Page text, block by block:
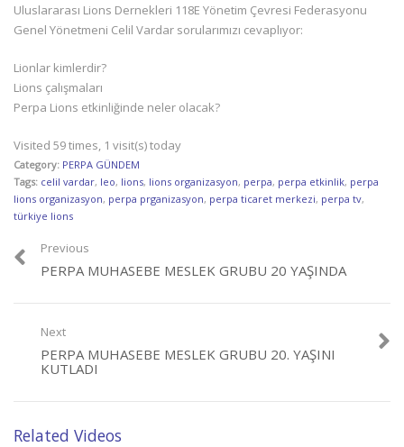
Uluslararası Lions Dernekleri 118E Yönetim Çevresi Federasyonu
Genel Yönetmeni Celil Vardar sorularımızı cevaplıyor:
Lionlar kimlerdir?
Lions çalışmaları
Perpa Lions etkinliğinde neler olacak?
Visited 59 times, 1 visit(s) today
Category: PERPA GÜNDEM
Tags: celil vardar, leo, lions, lions organizasyon, perpa, perpa etkinlik, perpa
lions organizasyon, perpa prganizasyon, perpa ticaret merkezi, perpa tv,
türkiye lions
Previous
PERPA MUHASEBE MESLEK GRUBU 20 YAŞINDA
Next
PERPA MUHASEBE MESLEK GRUBU 20. YAŞINI
KUTLADI
Related Videos